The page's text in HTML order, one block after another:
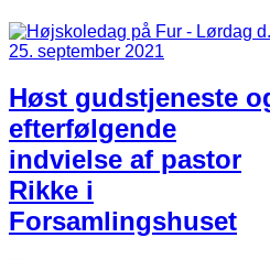
Høst gudstjeneste
efterfølgende
indvielse af pastor
Rikke i
Forsamlingshuset